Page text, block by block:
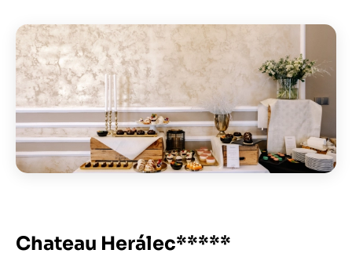
Obrázek
Chateau Herálec*****